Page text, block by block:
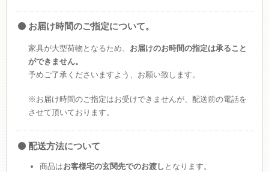
お届け時間のご指定について。
家具が大型荷物となるため、 お届けのお時間の指定は承ること
ができません。
予めご了承くださいますよう、お願い致します。
※お届け時間のご指定はお受けできませんが、配送前の電話を
させて頂いております。
配送方法について
商品はお客様宅の玄関先でのお渡しとなります。